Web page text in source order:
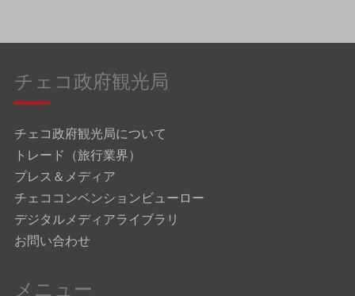
チェコ政府観光局
チェコ政府観光局について
トレード（旅行業界）
プレス＆メディア
チェココンベンションビューロー
デジタルメディアライブラリ
お問い合わせ
メニュー